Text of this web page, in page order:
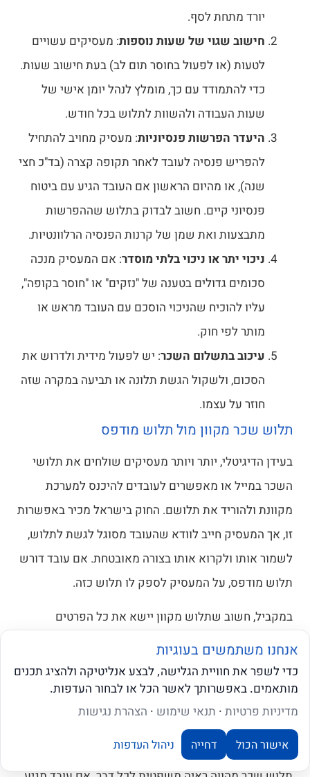
יורד מתחת לסף.
חישוב שגוי של שעות נוספות: מעסיקים עשויים
לטעות (או לפעול בחוסר תום לב) בעת חישוב שעות.
כדי להתמודד עם כך, מומלץ לנהל יומן אישי של
שעות העבודה ולהשוות לתלוש בכל חודש.
היעדר הפרשות פנסיוניות: מעסיק מחויב להתחיל
להפריש פנסיה לעובד לאחר תקופה קצרה (בד"כ חצי
שנה), או מהיום הראשון אם העובד הגיע עם ביטוח
פנסיוני קיים. חשוב לבדוק בתלוש שההפרשות
מתבצעות ואת שמן של קרנות הפנסיה הרלוונטיות.
ניכוי יתר או ניכוי בלתי מוסדר: אם המעסיק מנכה
סכומים גדולים בטענה של "נזקים" או "חוסר בקופה",
עליו להוכיח שהניכוי הוסכם עם העובד מראש או
מותר לפי חוק.
עיכוב בתשלום השכר: יש לפעול מידית ולדרוש את
הסכום, ולשקול הגשת תלונה או תביעה במקרה שזה
חוזר על עצמו.
תלוש שכר מקוון מול תלוש מודפס
בעידן הדיגיטלי, יותר ויותר מעסיקים שולחים את תלושי
השכר במייל או מאפשרים לעובדים להיכנס למערכת
מקוונת ולהוריד את תלושם. החוק בישראל מכיר באפשרות
זו, אך המעסיק חייב לוודא שהעובד מסוגל לגשת לתלוש,
לשמור אותו ולקרוא אותו בצורה מאובטחת. אם עובד דורש
תלוש מודפס, על המעסיק לספק לו תלוש כזה.
במקביל, חשוב שתלוש מקוון יישא את כל הפרטים
למודפס, כולל תאריך, סכומים והערות. במידה שיש תקלה
טכנית, זו האחריות של המעסיק לתקן אותה בהקדם
ולאפשר לעובד גישה לתלוש השכר שלו.
הערך המשפטי של תלוש השכר
אנחנו משתמשים בעוגיות
כדי לשפר את חוויית הגלישה, לבצע אנליטיקה ולהציג תכנים
מותאמים. באפשרותך לאשר הכל או לבחור העדפות.
מדיניות פרטיות · תנאי שימוש · הצהרת נגישות
אישור הכול דחייה ניהול העדפות